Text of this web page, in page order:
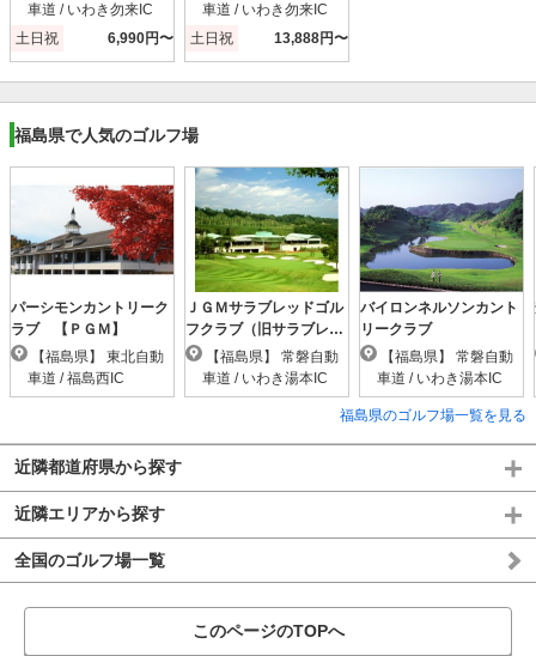
車道 / いわき勿来IC
土日祝
6,990円〜
車道 / いわき勿来IC
土日祝
13,888円〜
福島県で人気のゴルフ場
パーシモンカントリーク
ラブ 【ＰＧＭ】
車道 / 福島西IC
ＪＧＭサラブレッドゴル
フクラブ（旧サラブレッ
ドＣＣ）
車道 / いわき湯本IC
バイロンネルソンカント
リークラブ
車道 / いわき湯本IC
福島県のゴルフ場一覧を見る
近隣都道府県から探す
近隣エリアから探す
全国のゴルフ場一覧
このページのTOPへ